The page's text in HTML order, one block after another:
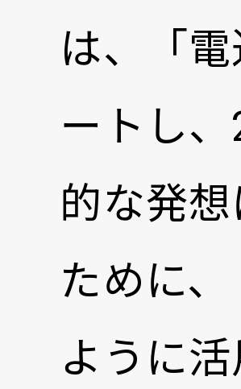
は、「
ートし
的な発
ために
ように